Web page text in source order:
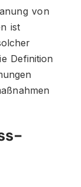
von
ist
Definition